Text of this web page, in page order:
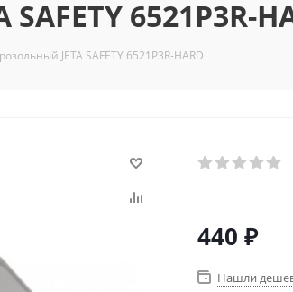
6521P3R-
JETA SAFETY 6521P3R-HARD
440 ₽
Нашли